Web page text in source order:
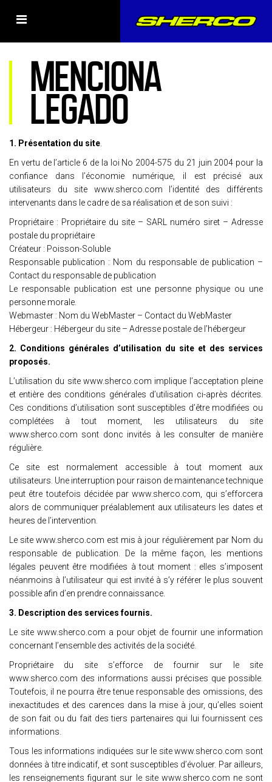
MENCIONA
LEGADO
1. Présentation du site
En vertu de l’article 6 de la loi No 2004-575 du 21 juin 2004 pour la
confiance dans l’économie numérique, il est précisé aux
utilisateurs du site www.sherco.com l’identité des différents
intervenants dans le cadre de sa réalisation et de son suivi :
Propriétaire : Propriétaire du site – SARL numéro siret – Adresse
postale du propriétaire
Créateur : Poisson-Soluble
Responsable publication : Nom du responsable de publication –
Contact du responsable de publication
Le responsable publication est une personne physique ou une
personne morale.
Webmaster : Nom du WebMaster – Contact du WebMaster
Hébergeur : Hébergeur du site – Adresse postale de l’hébergeur
2. Conditions générales d’utilisation du site et des services
proposés.
L’utilisation du site www.sherco.com implique l’acceptation pleine
et entière des conditions générales d’utilisation ci-après décrites.
Ces conditions d’utilisation sont susceptibles d’être modifiées ou
complétées à tout moment, les utilisateurs du site
www.sherco.com sont donc invités à les consulter de manière
régulière.
Ce site est normalement accessible à tout moment aux
utilisateurs. Une interruption pour raison de maintenance technique
peut être toutefois décidée par www.sherco.com, qui s’efforcera
alors de communiquer préalablement aux utilisateurs les dates et
heures de l’intervention.
Le site www.sherco.com est mis à jour régulièrement par Nom du
responsable de publication. De la même façon, les mentions
légales peuvent être modifiées à tout moment : elles s’imposent
néanmoins à l’utilisateur qui est invité à s’y référer le plus souvent
possible afin d’en prendre connaissance.
3. Description des services fournis.
Le site www.sherco.com a pour objet de fournir une information
concernant l’ensemble des activités de la société.
Propriétaire du site s’efforce de fournir sur le site
www.sherco.com des informations aussi précises que possible.
Toutefois, il ne pourra être tenue responsable des omissions, des
inexactitudes et des carences dans la mise à jour, qu’elles soient
de son fait ou du fait des tiers partenaires qui lui fournissent ces
informations.
Tous les informations indiquées sur le site www.sherco.com sont
données à titre indicatif, et sont susceptibles d’évoluer. Par ailleurs,
les renseignements figurant sur le site www.sherco.com ne sont